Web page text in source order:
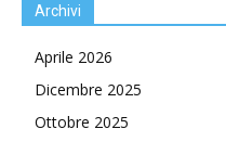
Archivi
Aprile 2026
Dicembre 2025
Ottobre 2025